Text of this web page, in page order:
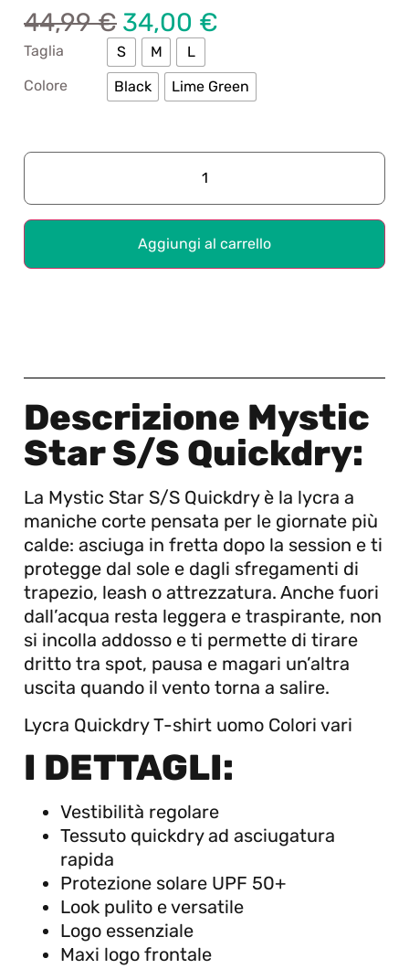
44,99€ 34,00 €
Taglia S M
L
Colore
Black Lime Green
Aggiungi al carrello
Descrizione Mystic
Star S/S Quickdry:
La Mystic Star S/S Quickdry è la lycra a
maniche corte pensata per le giornate più
calde: asciuga in fretta dopo la session e ti
protegge dal sole e dagli sfregamenti di
trapezio, leash o attrezzatura. Anche fuori
dall’acqua resta leggera e traspirante, non
si incolla addosso e ti permette di tirare
dritto tra spot, pausa e magari un’altra
uscita quando il vento torna a salire.
Lycra Quickdry T-shirt uomo Colori vari
I DETTAGLI:
Vestibilità regolare
Tessuto quickdry ad asciugatura
rapida
Protezione solare UPF 50+
Look pulito e versatile
Logo essenziale
Maxi logo frontale